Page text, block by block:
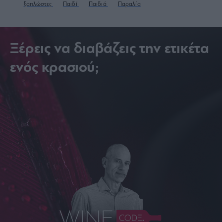
ξαπλώστες Παιδί Παιδιά Παραλία
Ξέρεις να διαβάζεις την ετικέτα
ενός κρασιού;